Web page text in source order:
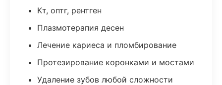
Кт, оптг, рентген
Плазмотерапия десен
Лечение кариеса и пломбирование
Протезирование коронками и мостами
Удаление зубов любой сложности